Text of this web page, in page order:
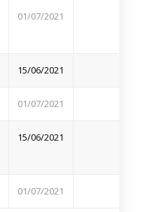
01/07/2021
15/06/2021
01/07/2021
15/06/2021
01/07/2021